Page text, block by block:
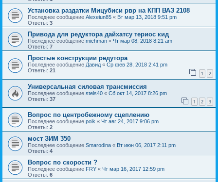
Установка раздатки Мицубиси рвр на КПП ВАЗ 2108
Последнее сообщение Alexeiun85 « Вт мар 13, 2018 9:51 pm
Ответы: 3
Привода для редуктора дайхатсу териос кид
Последнее сообщение michman « Чт мар 08, 2018 8:21 am
Ответы: 7
Простые конструкции редутора
Последнее сообщение Давид « Ср фев 28, 2018 2:41 pm
Ответы: 21 1 2
Универсальная силовая трансмиссия
Последнее сообщение stels40 « Сб окт 14, 2017 8:26 pm
Ответы: 37 1 2 3
Вопрос по центробежному сцеплению
Последнее сообщение polk « Чт авг 24, 2017 9:06 pm
Ответы: 2
мост ЗИМ 350
Последнее сообщение Smarodina « Вт июн 06, 2017 2:11 pm
Ответы: 4
Вопрос по скорости ?
Последнее сообщение FRY « Чт мар 16, 2017 12:59 pm
Ответы: 6